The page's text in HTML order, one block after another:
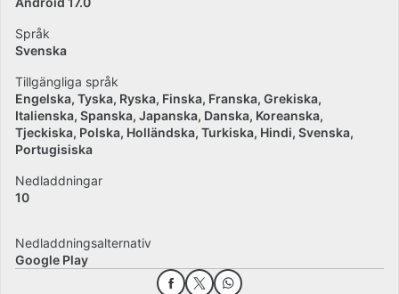
Språk
Svenska
Tillgängliga språk
Engelska Tyska Ryska Finska Franska Grekiska
Italienska Spanska Japanska Danska Koreanska
Tjeckiska Polska Holländska Turkiska Hindi Svenska
Portugisiska
Nedladdningar
10
Nedladdningsalternativ
Google Play